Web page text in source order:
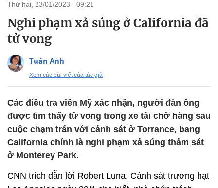
thứ hai, 23/01/2023 - 09:21
Nghi phạm xả súng ở California đã
tử vong
Tuấn Anh
Xem các bài viết của tác giả
Các điều tra viên Mỹ xác nhận, người đàn ông
được tìm thấy tử vong trong xe tải chở hàng sau
cuộc chạm trán với cảnh sát ở Torrance, bang
California chính là nghi phạm xả súng thảm sát
ở Monterey Park.
CNN trích dẫn lời Robert Luna, Cảnh sát trưởng hạt